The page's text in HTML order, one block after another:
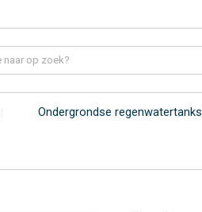
Ondergrondse regenwatertanks